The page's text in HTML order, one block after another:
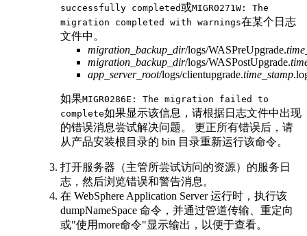
successfully completed或MIGR0271W: The
migration completed with warnings在某个日志
文件中。
migration_backup_dir/logs/WASPreUpgrade.
migration_backup_dir/logs/WASPostUpgrade.
app_server_root/logs/clientupgrade.time_stamp
如果MIGR0286E: The migration failed to
complete如果显示该信息，请根据日志文件中出现
的错误消息尝试解决问题。 更正所有错误后，请
从产品安装根目录的 bin 目录重新运行该命令。
打开服务器（主管所尝试访问的资源）的服务日
志，然后浏览错误和警告消息。
在 WebSphere Application Server运行时，执行该
dumpNameSpace 命令，并通过管道传输、重定向
或 使用more命令 显示输出，以便于查看。